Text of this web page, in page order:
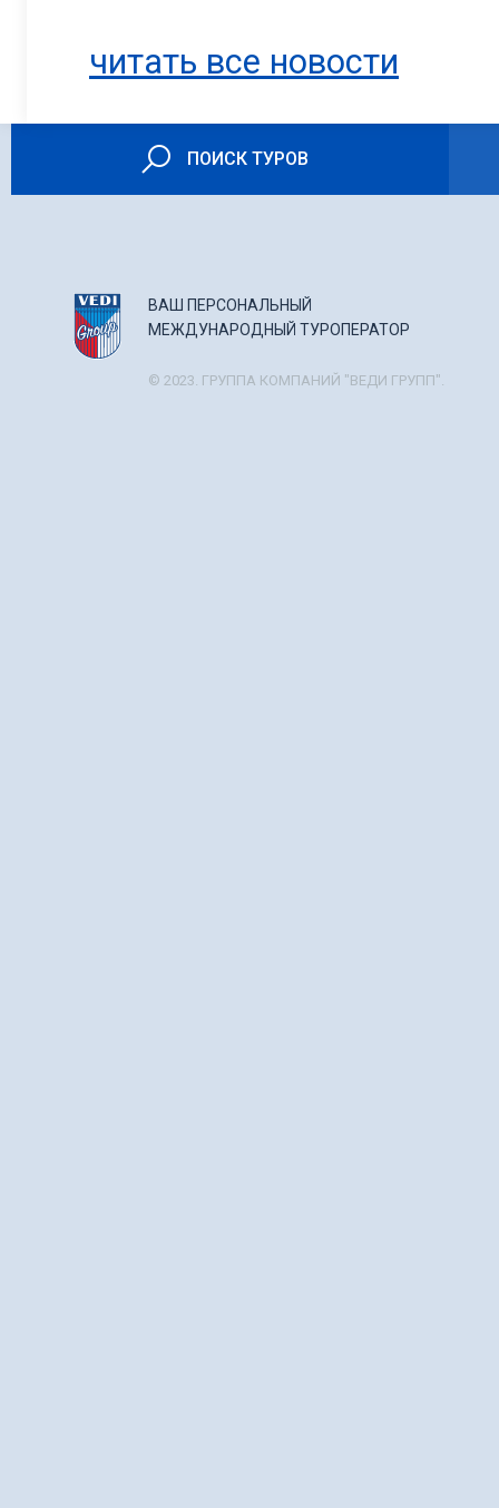
читать все новости
ПОИСК ТУРОВ
ВАШ ПЕРСОНАЛЬНЫЙ
МЕЖДУНАРОДНЫЙ ТУРОПЕРАТОР
© 2023. ГРУППА КОМПАНИЙ "ВЕДИ ГРУПП".